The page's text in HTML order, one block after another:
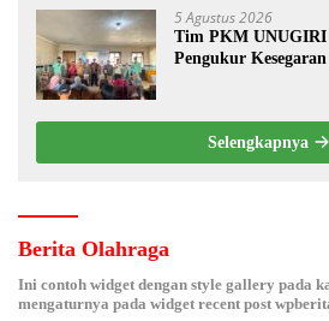
5 Agustus 2026
Tim PKM UNUGIRI
Pengukur
Selengkapnya
Berita Olahraga
Ini contoh widget dengan style gallery pada
mengaturnya pada widget recent post